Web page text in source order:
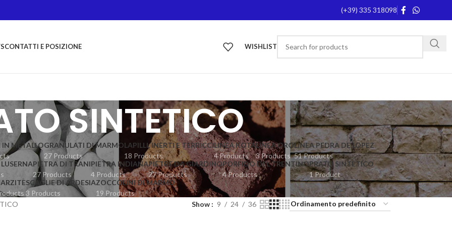
(+39) 335 318098
CONTATTI E POSIZIONE WISHLIST
SINTETICO
IN METALLOGRANULATI DI MARMO
27 Products
LAPILLI, INERTI E TERRICCI
18 Products
LINEA KOTA
4 Products
LINEA ORO
3 Products
LINEA PEDRA DE LOPEZ
51 Products
PIETRA DI TRANI
27 Products
PIETRA INDIANA
4 Products
PIETRE DA GIARDINO
27 Products
PORFIDO DEL TRENTINO
4 Products
PRATO SINTETICO
1 Product
SCAGLIE DI ARDESIA
3 Products
ZOCCOLINI DI MARMO
19 Products
Show 9 24 36